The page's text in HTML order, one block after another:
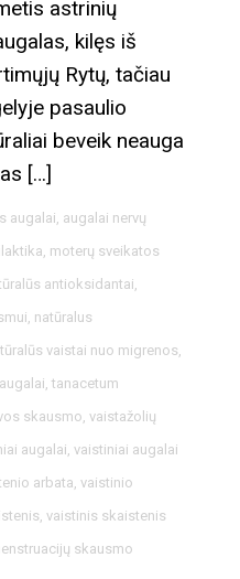
astrinių
kilęs iš
Rytų, tačiau
pasaulio
beveik neauga
[…]
augalai, augalai nervų
, moterų sveikatos
antioksidantai,
, natūralus
vaistai nuo migrenos,
, tanacetum
skausmo, vaistažolių
augalai, vaistiniai augalai
arbata, vaistinio
, vaistinis skaistenis
skausmo